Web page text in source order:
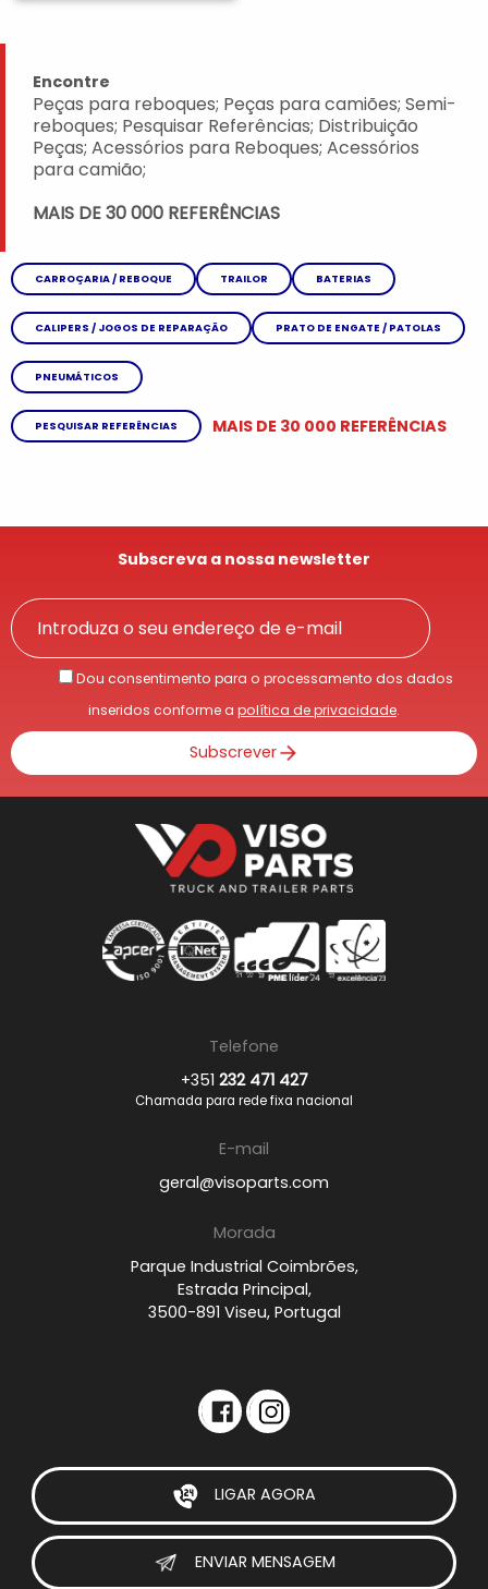
Encontre
Peças para reboques; Peças para camiões; Semi-
reboques; Pesquisar Referências; Distribuição
Peças; Acessórios para Reboques; Acessórios
para camião;
MAIS DE 30 000 REFERÊNCIAS
CARROÇARIA / REBOQUE TRAILOR BATERIAS
CALIPERS / JOGOS DE REPARAÇÃO PRATO DE ENGATE / PATOLAS
PNEUMÁTICOS
PESQUISAR REFERÊNCIAS MAIS DE 30 000 REFERÊNCIAS
Subscreva a nossa newsletter
Dou consentimento para o processamento dos dados
inseridos conforme a política de privacidade.
Subscrever
Telefone
+351 232 471 427
Chamada para rede fixa nacional
E-mail
geral@visoparts.com
Morada
Parque Industrial Coimbrões,
Estrada Principal,
3500-891 Viseu, Portugal
LIGAR AGORA
ENVIAR MENSAGEM